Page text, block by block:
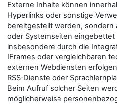
Externe Inhalte können
Hyperlinks oder sonstige
bereitgestellt werden, sondern
oder Systemseiten eingebettet
insbesondere durch die
IFrames oder vergleichbaren
externen Webdiensten
RSS‑Dienste oder
Beim Aufruf solcher Seiten
möglicherweise